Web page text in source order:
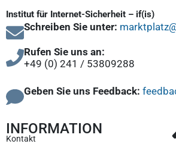
Institut für Internet-Sicherheit – if(is)
Schreiben Sie unter:
Rufen Sie uns an:
+49 (0) 241 / 53809288
Geben Sie uns Feedback:
INFORMATION
Kontakt